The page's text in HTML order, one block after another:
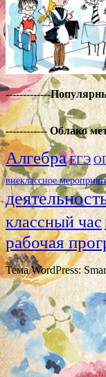
-------------
------------Облако
Алгебра ЕГЭ
внеклассное
классный час
рабочая
Тема WordPress: